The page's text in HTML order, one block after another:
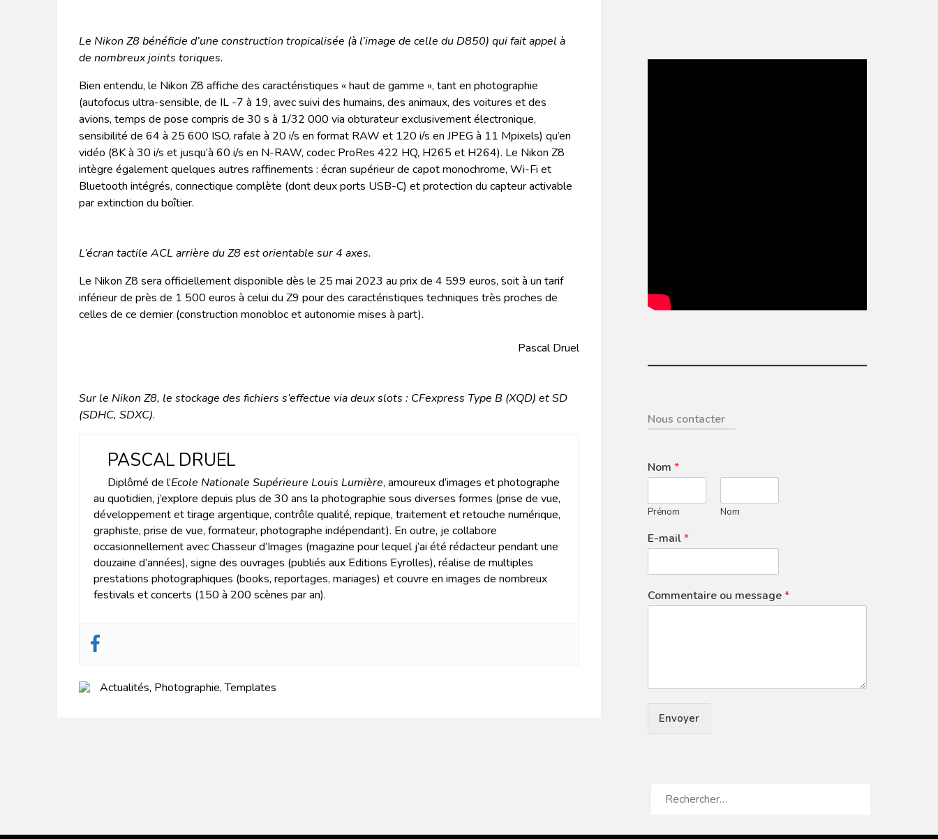
Le Nikon Z8 bénéficie d’une construction tropicalisée (à l’image de celle du D850) qui fait appel à
de nombreux joints toriques.
Bien entendu, le Nikon Z8 affiche des caractéristiques « haut de gamme », tant en photographie
(autofocus ultra-sensible, de IL -7 à 19, avec suivi des humains, des animaux, des voitures et des
avions, temps de pose compris de 30 s à 1/32 000 via obturateur exclusivement électronique,
sensibilité de 64 à 25 600 ISO, rafale à 20 i/s en format RAW et 120 i/s en JPEG à 11 Mpixels) qu’en
vidéo (8K à 30 i/s et jusqu’à 60 i/s en N-RAW, codec ProRes 422 HQ, H265 et H264). Le Nikon Z8
intègre également quelques autres raffinements : écran supérieur de capot monochrome, Wi-Fi et
Bluetooth intégrés, connectique complète (dont deux ports USB-C) et protection du capteur activable
par extinction du boîtier.
L’écran tactile ACL arrière du Z8 est orientable sur 4 axes.
Le Nikon Z8 sera officiellement disponible dès le 25 mai 2023 au prix de 4 599 euros, soit à un tarif
inférieur de près de 1 500 euros à celui du Z9 pour des caractéristiques techniques très proches de
celles de ce dernier (construction monobloc et autonomie mises à part).
Pascal Druel
Sur le Nikon Z8, le stockage des fichiers s’effectue via deux slots : CFexpress Type B (XQD) et SD
(SDHC, SDXC).
PASCAL DRUEL
Diplômé de l’Ecole Nationale Supérieure Louis Lumière, amoureux d’images et photographe
au quotidien, j’explore depuis plus de 30 ans la photographie sous diverses formes (prise de vue,
développement et tirage argentique, contrôle qualité, repique, traitement et retouche numérique,
graphiste, prise de vue, formateur, photographe indépendant). En outre, je collabore
occasionnellement avec Chasseur d’Images (magazine pour lequel j’ai été rédacteur pendant une
douzaine d’années), signe des ouvrages (publiés aux Editions Eyrolles), réalise de multiples
prestations photographiques (books, reportages, mariages) et couvre en images de nombreux
festivals et concerts (150 à 200 scènes par an).
Actualités, Photographie,Templates
Nous contacter
Nom *
Prénom Nom
E-mail*
Commentaire ou message*
Envoyer